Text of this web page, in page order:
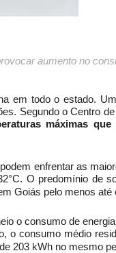
aumento no
em todo o estado.
Segundo o Centro
máximas
enfrentar as
O predomínio de
Goiás pelo menos até
o consumo de
o consumo médio
203 kWh no mesmo